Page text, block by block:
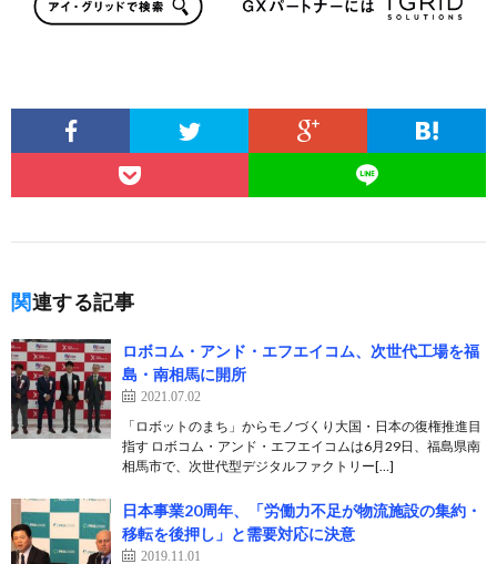
関連する記事
ロボコム・アンド・エフエイコム、次世代工場を福
島・南相馬に開所
2021.07.02
「ロボットのまち」からモノづくり大国・日本の復権推進目
指す ロボコム・アンド・エフエイコムは6月29日、福島県南
相馬市で、次世代型デジタルファクトリー[…]
日本事業20周年、「労働力不足が物流施設の集約・
移転を後押し」と需要対応に決意
2019.11.01